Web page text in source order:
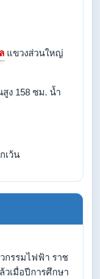
แขวงส่วนใหญ่
ง 158 ซม. น้ำ
เว้น
กรรมไฟฟ้า ราช
วเมื่อปีการศึกษา